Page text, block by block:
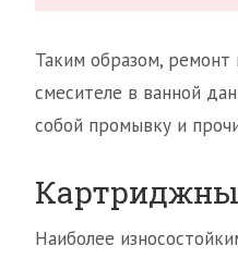
Таким образом,
смесителе в ванной
собой промывку и
Наиболее